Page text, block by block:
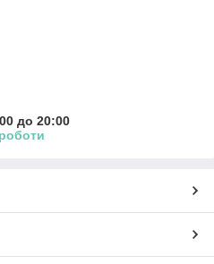
до 20:00